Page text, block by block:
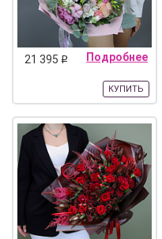
21 395 q Подробнее
КУПИТЬ